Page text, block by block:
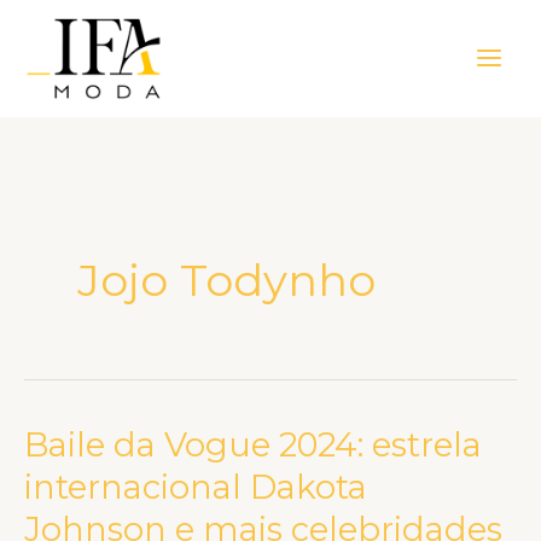
Menu
Jojo Todynho
Baile da Vogue 2024: estrela
internacional Dakota
Johnson e mais celebridades
Baile
da
Vogue
2024: